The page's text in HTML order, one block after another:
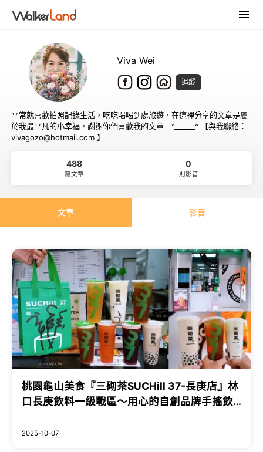
Viva Wei
追蹤
平常就喜歡拍照記錄生活，吃吃喝喝到處旅遊，在這裡分享的文章是屬
於我最平凡的小幸福，謝謝你們喜歡我的文章 ^______^ 【與我聯絡：
vivagozo@hotmail.com 】
488
篇文章
0
則影音
文章 影音
桃園龜山美食『三砌茶SUCHill 37-長庚店』林
口長庚飲料一級戰區～用心的自創品牌手搖飲
料店！ @瑋瑋＊美食萬歲
2025-10-07